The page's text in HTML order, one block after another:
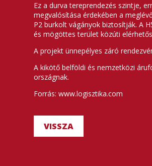
Ez a durva tereprendezés szintje,
megvalósítása érdekében a
P2 burkolt vágányok biztosítják. A
és mögöttes terület közúti
A projekt ünnepélyes záró
A kikötő belföldi és nemzetközi
országnak.
Forrás: www.logisztika.com
VISSZA